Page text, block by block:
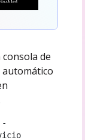
de
automático
-